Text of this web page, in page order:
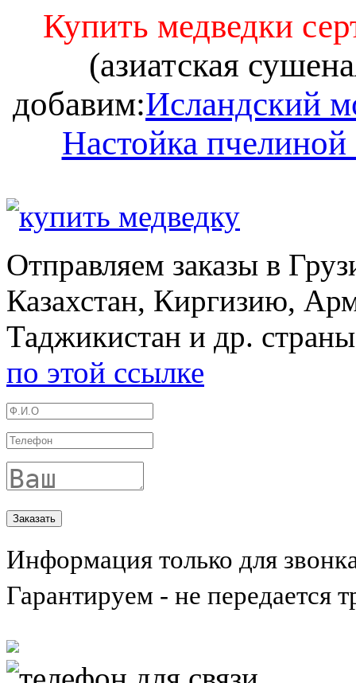
Купить медведки
(азиатская
добавим:Исландский
Настойка пчелиной
Отправляем заказы в
Казахстан, Киргизию,
Таджикистан и др.
по этой ссылке
Информация только для
Гарантируем - не передается